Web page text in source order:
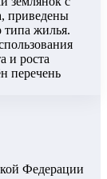
приведены
типа жилья.
и роста
перечень
Федерации